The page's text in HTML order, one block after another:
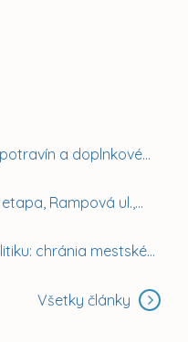
Samoobslužná predajňa potravín a doplnkového tovaru
etapa, Rampová ul.,...
Košice menia sociálnu politiku: chránia mestské byty...
Všetky články